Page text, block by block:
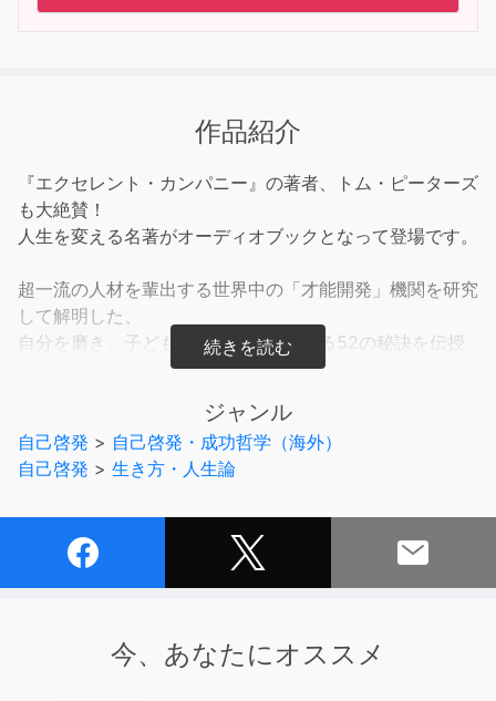
作品紹介
『エクセレント・カンパニー』の著者、トム・ピーターズ
も大絶賛！
人生を変える名著がオーディオブックとなって登場です。
超一流の人材を輩出する世界中の「才能開発」機関を研究
して解明した、
自分を磨き、子どもや部下を成長させる52の秘訣を伝授
あなたは才能を「生まれつきのもの」だと思っていません
か？
才能を英語で「ギフト」と呼ぶのは、神様から授かる「贈
ラス・フィールズ博士、
ジャンル
自己啓発 > 自己啓発・成功哲学（海外）
自己啓発 > 生き方・人生論
今、あなたにオススメ